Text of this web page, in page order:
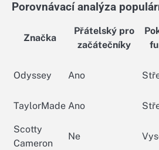
Porovnávací analýza
Značka
Přátelský pro
začátečníky
Odyssey Ano
TaylorMade Ano
Scotty
Cameron
Ne